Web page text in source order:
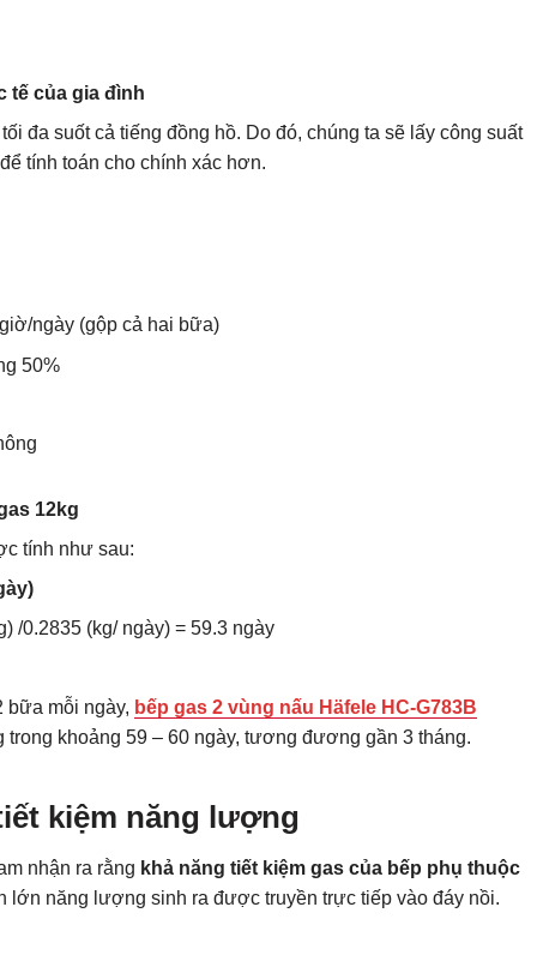
tế của gia đình
đa suốt cả tiếng đồng hồ. Do đó, chúng ta sẽ lấy công suất
tính toán cho chính xác hơn.
ngày (gộp cả hai bữa)
50%
12kg
tính như sau:
/0.2835 (kg/ ngày) = 59.3 ngày
mỗi ngày, bếp gas 2 vùng nấu Häfele HC-G783B
khoảng 59 – 60 ngày, tương đương gần 3 tháng.
kiệm năng lượng
nhận ra rằng khả năng tiết kiệm gas của bếp phụ thuộc
lớn năng lượng sinh ra được truyền trực tiếp vào đáy nồi.